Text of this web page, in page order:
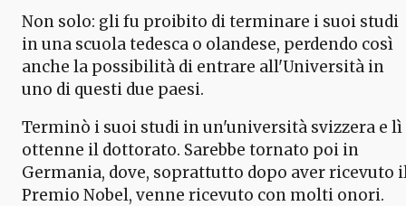
Non solo: gli fu proibito di terminare i suoi studi
in una scuola tedesca o olandese, perdendo così
anche la possibilità di entrare all'Università in
uno di questi due paesi.
Terminò i suoi studi in un'università svizzera e lì
ottenne il dottorato. Sarebbe tornato poi in
Germania, dove, soprattutto dopo aver ricevuto
Premio Nobel, venne ricevuto con molti onori.